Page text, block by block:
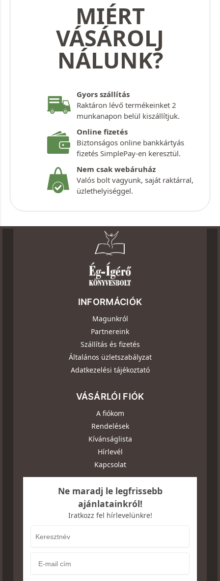
MIÉRT
VÁSÁROLJ
NÁLUNK?
Gyors szállítás
Raktáron lévő termékeinket 2
munkanapon belül kiszállítjuk.
Online fizetés
Biztonságos online bankkártyás
fizetés SimplePay-en keresztül.
Nem csak webáruház
Valós bolt vagyunk, saját raktárral,
üzlethelyiséggel.
INFORMÁCIÓK
Magunkról
Partnereink
Szállítás és fizetés
Általános üzletszabályzat
Adatkezelési tájékoztató
VÁSÁRLÓI FIÓK
A fiókom
Rendelések
Kívánságlista
Hírlevél
Kapcsolat
Ne maradj le legfrissebb
ajánlatainkról!
Iratkozz fel hírlevelünkre!